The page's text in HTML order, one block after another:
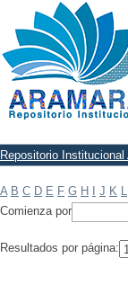
Filtrar por:
Repositorio Institucional
A B C D E F G H J K L
Comienza por
Resultados por página: